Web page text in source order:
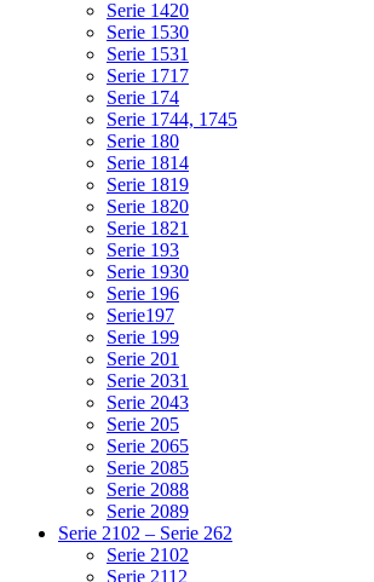
Serie 1420
Serie 1530
Serie 1531
Serie 1717
Serie 174
Serie 1744, 1745
Serie 180
Serie 1814
Serie 1819
Serie 1820
Serie 1821
Serie 193
Serie 1930
Serie 196
Serie197
Serie 199
Serie 201
Serie 2031
Serie 2043
Serie 205
Serie 2065
Serie 2085
Serie 2088
Serie 2089
Serie 2102 – Serie 262
Serie 2102
Serie 2112